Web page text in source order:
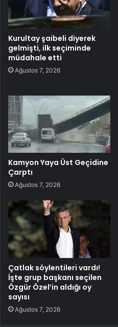
Kurultay şaibeli diyerek
gelmişti, ilk seçiminde
müdahale etti
Ağustos 7, 2026
Kamyon Yaya Üst Geçidine
Çarptı
Ağustos 7, 2026
Çatlak söylentileri vardı!
İşte grup başkanı seçilen
Özgür Özel’in aldığı oy
sayısı
Ağustos 7, 2026